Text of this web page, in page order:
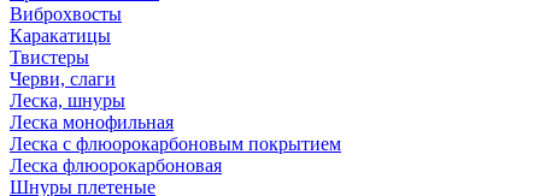
Виброхвосты
Каракатицы
Твистеры
Черви, слаги
Леска, шнуры
Леска монофильная
Леска с флюорокарбоновым покрытием
Леска флюорокарбоновая
Шнуры плетеные